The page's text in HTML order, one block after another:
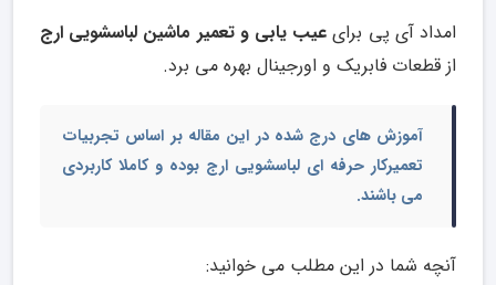
امداد آی پی برایعیب یابی و تعمیر ماشین لباسشویی ارج
از قطعات فابریک و اورجینال بهره می برد.
آموزش های درج شده در این مقاله بر اساس تجربیات
تعمیرکار حرفه ای لباسشویی ارج بوده و کاملا کاربردی
می باشند.
آنچه شما در این مطلب می خوانید: